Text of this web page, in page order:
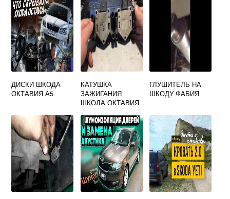
ДИСКИ ШКОДА
ОКТАВИЯ А5
КАТУШКА
ЗАЖИГАНИЯ
ШКОДА ОКТАВИЯ
ГЛУШИТЕЛЬ НА
ШКОДУ ФАБИЯ